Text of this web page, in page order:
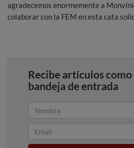
agradecemos enormemente a
colaborar con la FEM en esta cata
Recibe artículos como
bandeja de entrada